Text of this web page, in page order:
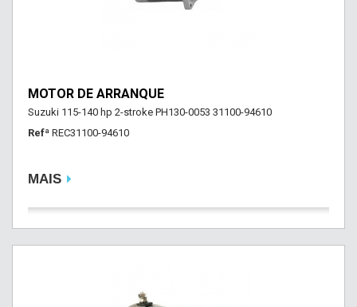
MOTOR DE ARRANQUE
Suzuki 115-140 hp 2-stroke PH130-0053 31100-94610
Refª REC31100-94610
MAIS